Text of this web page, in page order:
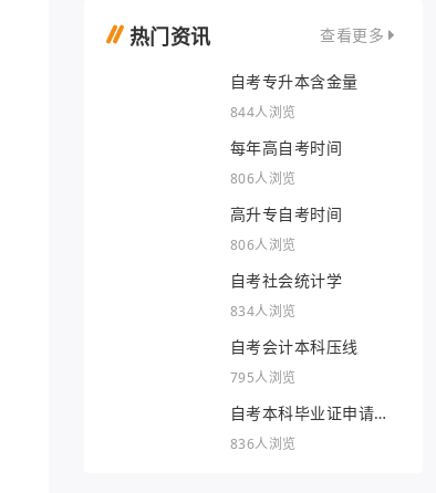
热门资讯 查看更多
自考专升本含金量
844人浏览
每年高自考时间
806人浏览
高升专自考时间
806人浏览
自考社会统计学
834人浏览
自考会计本科压线
795人浏览
自考本科毕业证申请条
件
836人浏览